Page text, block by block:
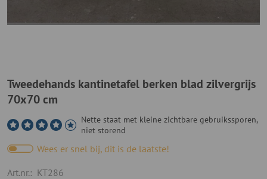
Tweedehands kantinetafel berken blad zilvergrijs
70x70 cm
Nette staat met kleine zichtbare gebruikssporen,
niet storend
Wees er snel bij, dit is de laatste!
Art.nr.: KT286